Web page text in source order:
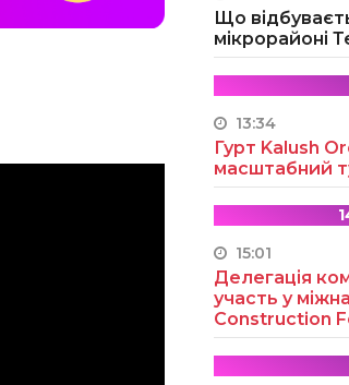
Що
мікрорайоні
13:34
Гурт Kalush
масштабний
15:01
Делегація
участь у
Construction